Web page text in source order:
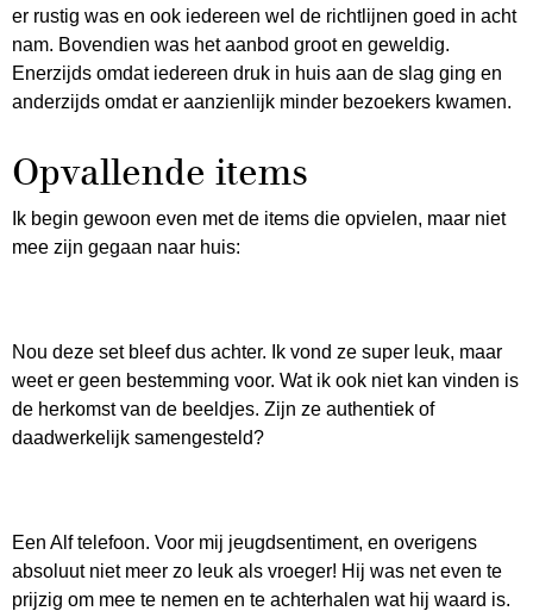
er rustig was en ook iedereen wel de richtlijnen goed in acht
nam. Bovendien was het aanbod groot en geweldig.
Enerzijds omdat iedereen druk in huis aan de slag ging en
anderzijds omdat er aanzienlijk minder bezoekers kwamen.
Opvallende items
Ik begin gewoon even met de items die opvielen, maar niet
mee zijn gegaan naar huis:
Nou deze set bleef dus achter. Ik vond ze super leuk, maar
weet er geen bestemming voor. Wat ik ook niet kan vinden is
de herkomst van de beeldjes. Zijn ze authentiek of
daadwerkelijk samengesteld?
Een Alf telefoon. Voor mij jeugdsentiment, en overigens
absoluut niet meer zo leuk als vroeger! Hij was net even te
prijzig om mee te nemen en te achterhalen wat hij waard is.